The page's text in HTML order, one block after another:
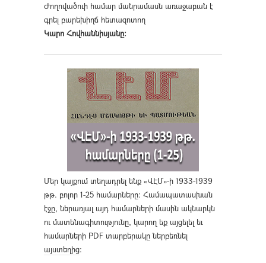
Ժողովածուի համար մանրամասն առաջաբան է
գրել բարեխիղճ հետազոտող
Կարո Հովհաննիսյանը։
Մեր կայքում տեղադրել ենք «ՎԷՄ»-ի 1933-1939
թթ. բոլոր 1-25 համարները։ Համապատասխան
էջը, ներառյալ այդ համարների մասին ակնարկն
ու մատենագիտությունը, կարող եք այցելել եւ
համարների PDF տարբերակը ներբեռնել
այստեղից։